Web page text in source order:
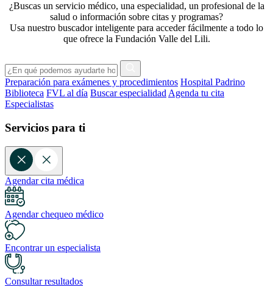
¿Buscas un servicio médico, una especialidad, un profesional de la
salud o información sobre citas y programas?
Usa nuestro buscador inteligente para acceder fácilmente a todo lo
que ofrece la Fundación Valle del Lili.
Preparación para exámenes y procedimientos Hospital Padrino
Biblioteca FVL al día Buscar especialidad Agenda tu cita
Especialistas
Servicios para ti
Agendar cita médica
Agendar chequeo médico
Encontrar un especialista
Consultar resultados